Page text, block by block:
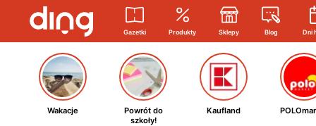
Gazetki Produkty Sklepy Blog Dni
Wakacje
Powrót do
szkoły!
Kaufland